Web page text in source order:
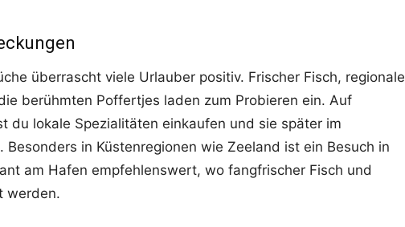
überrascht viele Urlauber positiv. Frischer Fisch, regionale
berühmten Poffertjes laden zum Probieren ein. Auf
du lokale Spezialitäten einkaufen und sie später im
Besonders in Küstenregionen wie Zeeland ist ein Besuch in
am Hafen empfehlenswert, wo fangfrischer Fisch und
werden.